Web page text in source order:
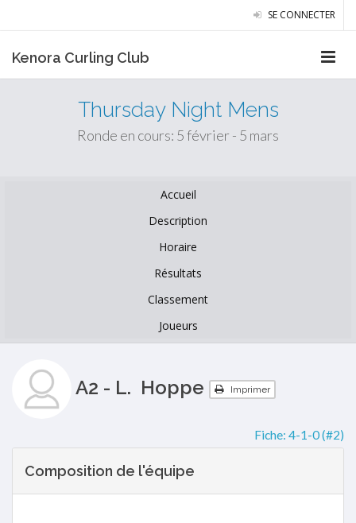
SE CONNECTER
Kenora Curling Club
Thursday Night Mens
Ronde en cours: 5 février - 5 mars
Accueil
Description
Horaire
Résultats
Classement
Joueurs
A2 - L. Hoppe Imprimer
Fiche: 4-1-0 (#2)
Composition de l'équipe